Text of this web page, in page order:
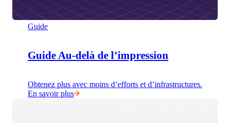
Guide
Guide Au-delà de l’impression
Obtenez plus avec moins d’efforts et d’infrastructures.
En savoir plus